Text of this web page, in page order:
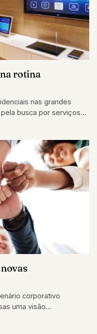
rotina
nas grandes
busca por serviços
corporativo
uma visão